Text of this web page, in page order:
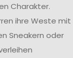
Charakter.
ihre Weste mit
Sneakern oder